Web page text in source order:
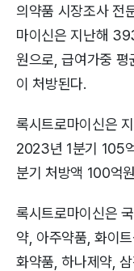
의약품 시장조사 전
마이신은 지난해
원으로, 급여가중
이 처방된다.
록시트로마이신은
2023년 1분기 105
분기 처방액 100억
록시트로마이신은
약, 아주약품, 화이
화약품, 하나제약,